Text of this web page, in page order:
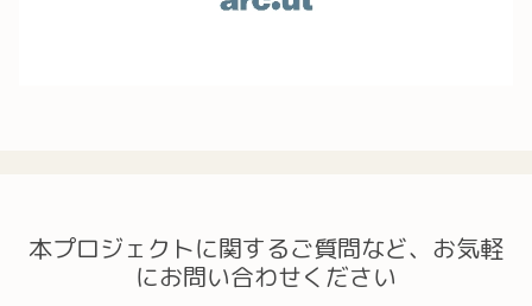
本プロジェクトに関するご質問など、お気軽
にお問い合わせください